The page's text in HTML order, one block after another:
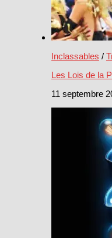
Inclassables /
Les Lois de la
11 septembre